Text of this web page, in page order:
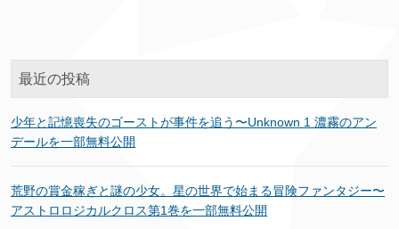
最近の投稿
少年と記憶喪失のゴーストが事件を追う〜Unknown 1 濃霧のアン
デールを一部無料公開
荒野の賞金稼ぎと謎の少女。星の世界で始まる冒険ファンタジー〜
アストロロジカルクロス第1巻を一部無料公開